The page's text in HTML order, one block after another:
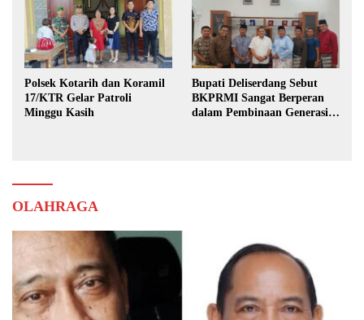
Polsek Kotarih dan Koramil
17/KTR Gelar Patroli
Minggu Kasih
Bupati Deliserdang Sebut
BKPRMI Sangat Berperan
dalam Pembinaan Generasi
OLAHRAGA